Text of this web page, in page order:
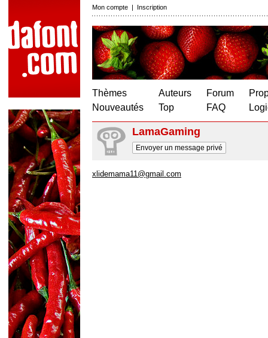
Mon compte | Inscription
Thèmes
Nouveautés
Auteurs
Top
Forum
FAQ
LamaGaming
Envoyer un message privé
xlidemama11@gmail.com